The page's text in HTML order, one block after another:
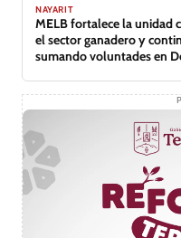
NAYARIT
MELB fortalece la unidad
el sector ganadero y
sumando voluntades en